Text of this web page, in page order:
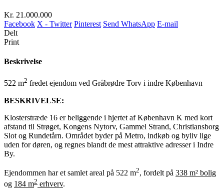
Kr. 21.000.000
Facebook X - Twitter Pinterest Send WhatsApp E-mail
Delt
Print
Beskrivelse
522 m2 fredet ejendom ved Gråbrødre Torv i indre København
BESKRIVELSE:
Klosterstræde 16 er beliggende i hjertet af København K med kort
afstand til Strøget, Kongens Nytorv, Gammel Strand, Christiansborg
Slot og Rundetårn. Området byder på Metro, indkøb og byliv lige
uden for døren, og regnes blandt de mest attraktive adresser i Indre
By.
Ejendommen har et samlet areal på 522 m2, fordelt på 338 m² bolig
og 184 m2 erhverv.